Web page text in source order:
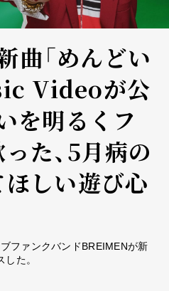
曲「めんどい
Videoが公
を明るくフ
た、5月病の
しい遊び心
ファンクバンドBREIMENが新
た。